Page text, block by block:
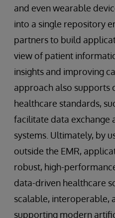
and even wearable
into a single repository
partners to build
view of patient
insights and improving
approach also supports
healthcare standards,
facilitate data exchange
systems. Ultimately, by
outside the EMR,
robust, high-
data-driven healthcare
scalable, interoperable,
supporting modern